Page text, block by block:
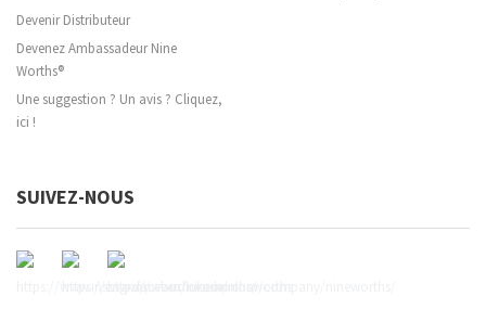
Devenir Distributeur
Devenez Ambassadeur Nine
Worths®
Une suggestion ? Un avis ? Cliquez,
ici !
SUIVEZ-NOUS